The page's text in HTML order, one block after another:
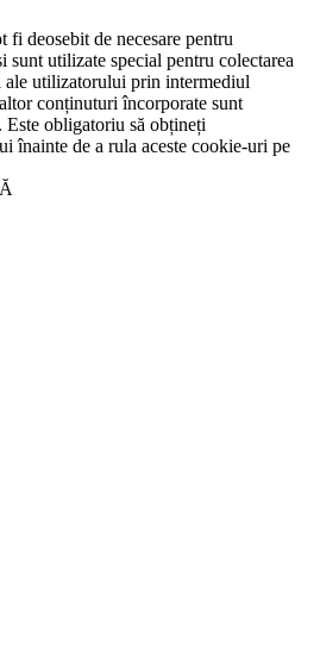
deosebit de necesare pentru
sunt utilizate special pentru colectarea
ale utilizatorului prin intermediul
conținuturi încorporate sunt
obligatoriu să obțineți
înainte de a rula aceste cookie-uri pe